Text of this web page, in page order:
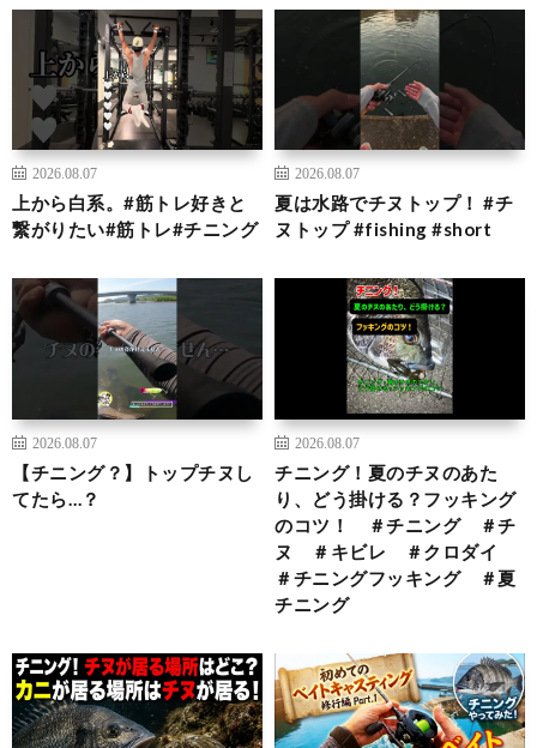
2026.08.07
上から白系。#筋トレ好きと
繋がりたい#筋トレ#チニング
2026.08.07
夏は水路でチヌトップ！ #チ
ヌトップ #fishing #short
2026.08.07
【チニング？】トップチヌし
てたら…？
2026.08.07
チニング！夏のチヌのあた
り、どう掛ける？フッキング
のコツ！ ＃チニング ＃チ
ヌ ＃キビレ ＃クロダイ
＃チニングフッキング ＃夏
チニング